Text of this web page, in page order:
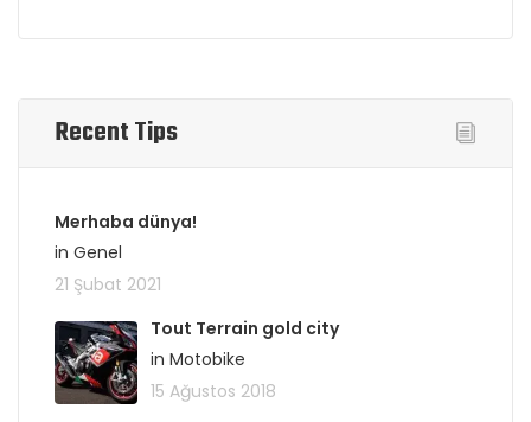
Recent Tips
Merhaba dünya!
in Genel
21 Şubat 2021
Tout Terrain gold city
in Motobike
15 Ağustos 2018